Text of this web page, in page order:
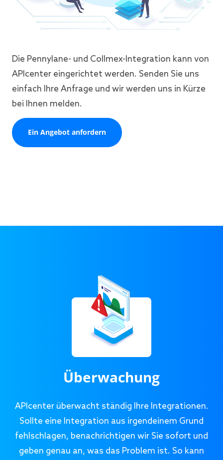
Die Pennylane- und Collmex-Integration kann von
APIcenter eingerichtet werden. Senden Sie uns
einfach Ihre Anfrage und wir werden uns in Kürze
bei Ihnen melden.
Ein Angebot anfordern
Überwachung
APIcenter überwacht ständig Ihre Integrationen.
Sollte eine Integration aus irgendeinem Grund
fehlschlagen, benachrichtigen wir Sie sofort und
geben genau an, was das Problem ist. So kann